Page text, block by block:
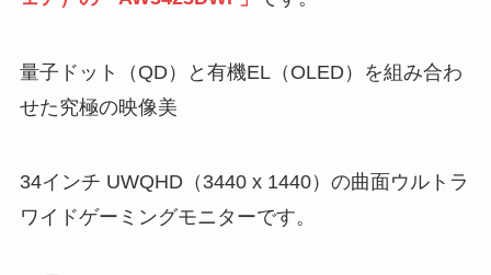
量子ドット（QD）と有機EL（OLED）を組み合わ
せた究極の映像美
34インチ UWQHD（3440 x 1440）の曲面ウルトラ
ワイドゲーミングモニターです。